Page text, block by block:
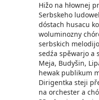
Hižo na hłownej
Serbskeho
dóstach husacu
woluminozny
serbskich
sedźa spěwarjo a
Meja, Budyšin, Lipa a Łužyca, tam
hewak publikum
Dirigentka steji
na orchester a